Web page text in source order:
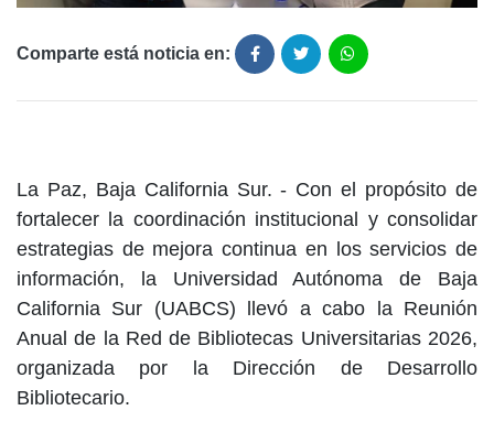
Comparte está noticia en:
La Paz, Baja California Sur. - Con el propósito de
fortalecer la coordinación institucional y consolidar
estrategias de mejora continua en los servicios de
información, la Universidad Autónoma de Baja
California Sur (UABCS) llevó a cabo la Reunión
Anual de la Red de Bibliotecas Universitarias 2026,
organizada por la Dirección de Desarrollo
Bibliotecario.